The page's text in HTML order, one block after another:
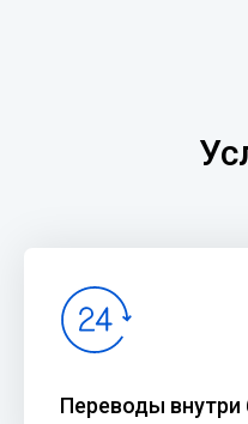
Переводы внутри